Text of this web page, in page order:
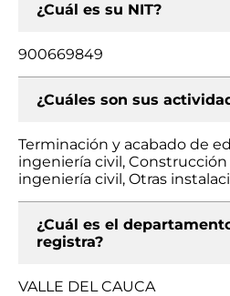
¿Cuál es su NIT?
900669849
¿Cuáles son sus
Terminación y acabado de
ingeniería civil, Construcción
ingeniería civil, Otras
¿Cuál es el
registra?
VALLE DEL CAUCA